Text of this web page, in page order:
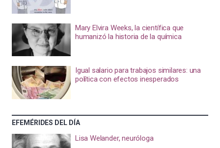
Mary Elvira Weeks, la científica que
humanizó la historia de la química
Igual salario para trabajos similares: una
política con efectos inesperados
EFEMÉRIDES DEL DÍA
Lisa Welander, neuróloga